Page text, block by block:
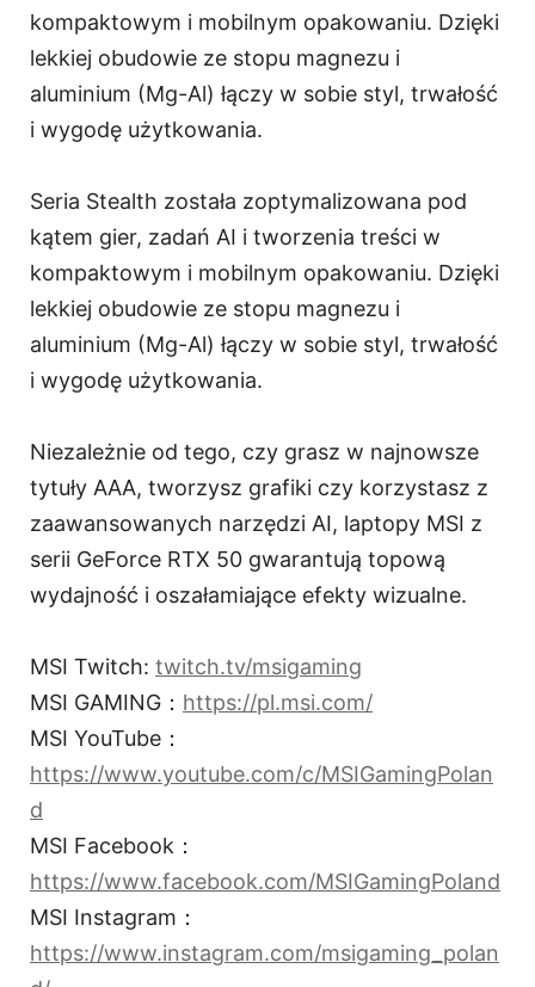
kompaktowym i mobilnym opakowaniu. Dzięki
lekkiej obudowie ze stopu magnezu i
aluminium (Mg-Al) łączy w sobie styl, trwałość
i wygodę użytkowania.
Seria Stealth została zoptymalizowana pod
kątem gier, zadań AI i tworzenia treści w
kompaktowym i mobilnym opakowaniu. Dzięki
lekkiej obudowie ze stopu magnezu i
aluminium (Mg-Al) łączy w sobie styl, trwałość
i wygodę użytkowania.
Niezależnie od tego, czy grasz w najnowsze
tytuły AAA, tworzysz grafiki czy korzystasz z
zaawansowanych narzędzi AI, laptopy MSI z
serii GeForce RTX 50 gwarantują topową
wydajność i oszałamiające efekty wizualne.
MSI Twitch: twitch.tv/msigaming
MSI GAMING： https://pl.msi.com/
MSI YouTube：
https://www.youtube.com/c/MSIGamingPolan
d
MSI Facebook：
https://www.facebook.com/MSIGamingPoland
MSI Instagram：
https://www.instagram.com/msigaming_polan